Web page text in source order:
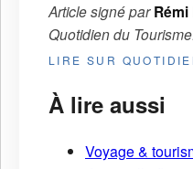
Article signé par
Quotidien du Tourisme
LIRE SUR
À lire aussi
Voyage &